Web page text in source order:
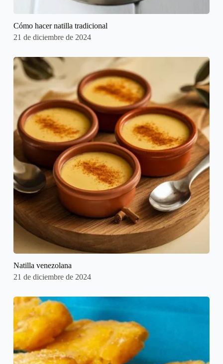
Cómo hacer natilla tradicional
21 de diciembre de 2024
Natilla venezolana
21 de diciembre de 2024